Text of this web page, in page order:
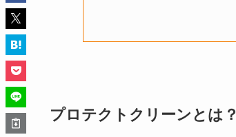
プロテクトクリーンとは？